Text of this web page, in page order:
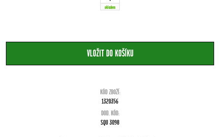
skladem
KÓD ZBOŽÍ:
1320356
DOD. KÓD:
SQU 3098